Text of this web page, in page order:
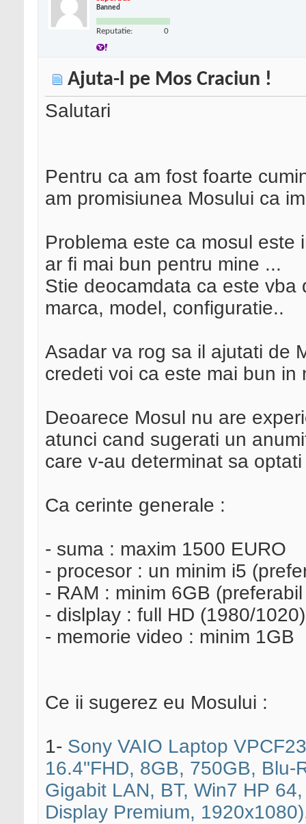
Banned
Reputatie: 0
Ajuta-l pe Mos Craciun !
Salutari
Pentru ca am fost foarte
am promisiunea Mosului ca
Problema este ca mosul este
ar fi mai bun pentru mine ...
Stie deocamdata ca este
marca, model, configuratie..
Asadar va rog sa il ajutati de
credeti voi ca este mai bun
Deoarece Mosul nu are
atunci cand sugerati un
care v-au determinat sa
Ca cerinte generale :
- suma : maxim 1500 EURO
- procesor : un minim i5
- RAM : minim 6GB
- dislplay : full HD (1980/1020)
- memorie video : minim 1GB
Ce ii sugerez eu Mosului :
1- Sony VAIO Laptop
16.4"FHD, 8GB, 750GB, Blu-
Gigabit LAN, BT, Win7 HP
Display Premium,